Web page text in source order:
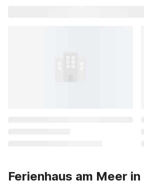
Ferienhaus am Meer